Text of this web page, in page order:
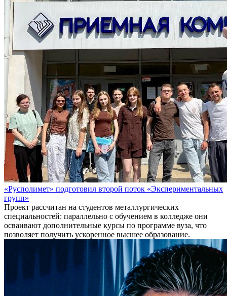
«Русполимет» подготовил второй поток «Экспериментальных
групп»
Проект рассчитан на студентов металлургических
специальностей: параллельно с обучением в колледже они
осваивают дополнительные курсы по программе вуза, что
позволяет получить ускоренное высшее образование.